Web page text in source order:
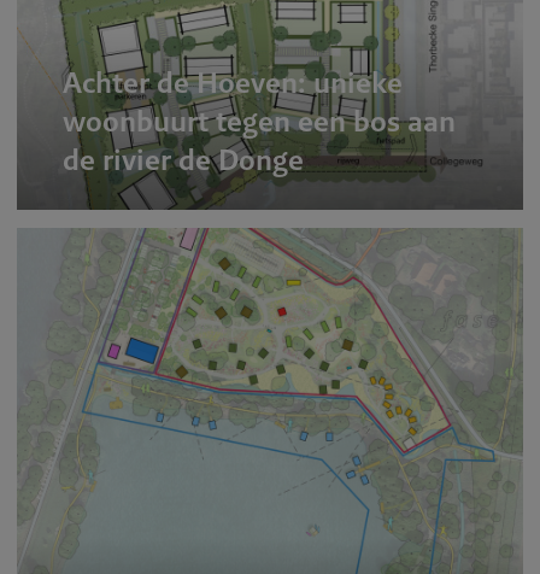
Achter de Hoeven: unieke
woonbuurt tegen een bos aan
de rivier de Donge